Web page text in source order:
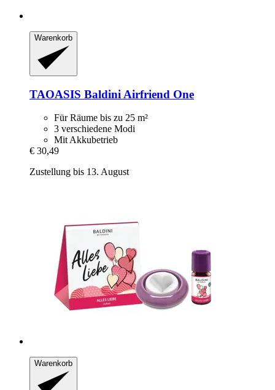
Warenkorb
TAOASIS Baldini Airfriend One
Für Räume bis zu 25 m²
3 verschiedene Modi
Mit Akkubetrieb
€ 30,49
Zustellung bis 13. August
Warenkorb